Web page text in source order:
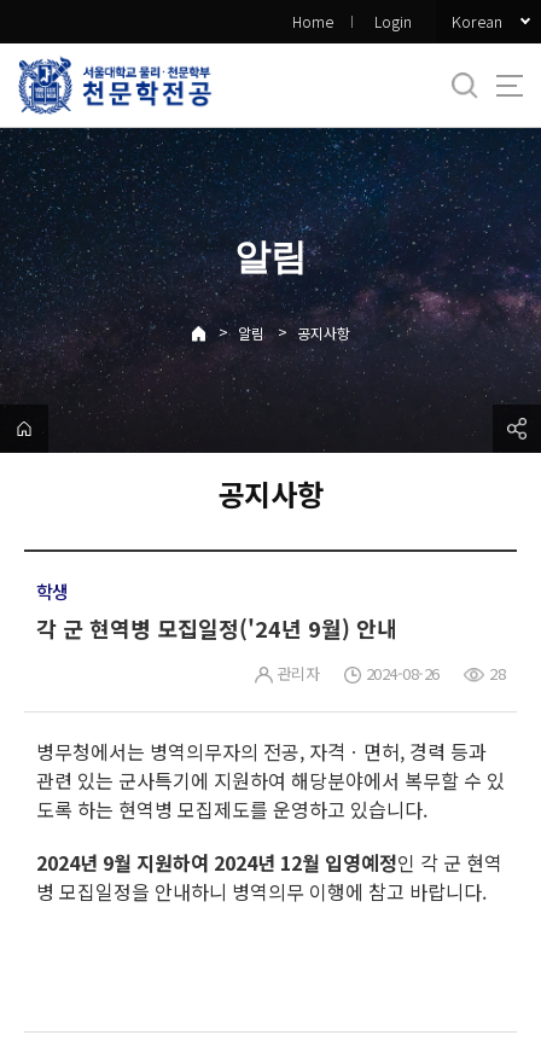
로
메
뉴
Home Login Korean
알림
> 알림 > 공지사항
공지사항
학생
각 군 현역병 모집일정('24년 9월) 안내
관리자 2024-08-26 28
병무청에서는 병역의무자의 전공, 자격ㆍ면허, 경력 등과
관련 있는 군사특기에 지원하여 해당분야에서 복무할 수 있
도록 하는 현역병 모집제도를 운영하고 있습니다.
2024년 9월 지원하여 2024년 12월 입영예정인 각 군 현역
병 모집일정을 안내하니 병역의무 이행에 참고 바랍니다.